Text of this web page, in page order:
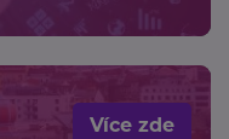
Více zde